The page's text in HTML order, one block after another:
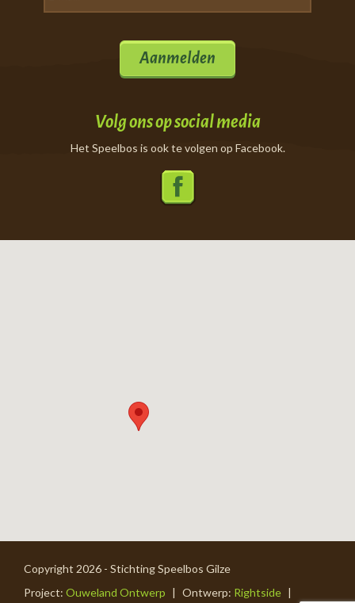
Aanmelden
Volg ons op social media
Het Speelbos is ook te volgen op Facebook.
Copyright 2026 - Stichting Speelbos Gilze
Project: Ouweland Ontwerp | Ontwerp: Rightside |